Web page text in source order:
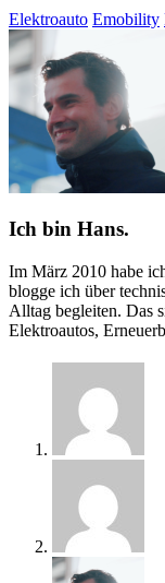
Elektroauto Emobility
Ich bin Hans.
Im März 2010 habe
blogge ich über
Alltag begleiten. Das
Elektroautos,